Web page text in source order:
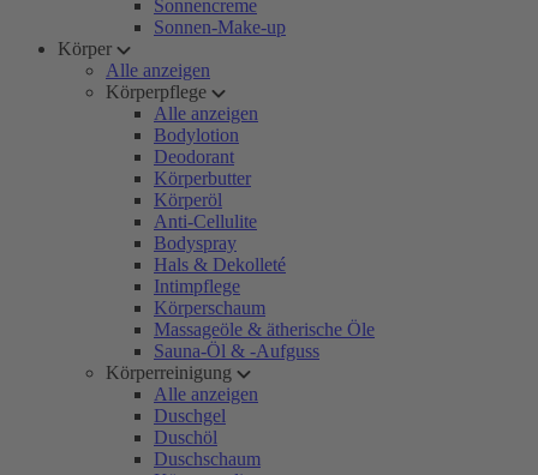
Sonnencreme
Sonnen-Make-up
Körper
Alle anzeigen
Körperpflege
Alle anzeigen
Bodylotion
Deodorant
Körperbutter
Körperöl
Anti-Cellulite
Bodyspray
Hals & Dekolleté
Intimpflege
Körperschaum
Massageöle & ätherische Öle
Sauna-Öl & -Aufguss
Körperreinigung
Alle anzeigen
Duschgel
Duschöl
Duschschaum